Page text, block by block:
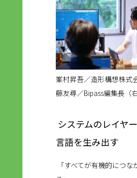
峯村昇吾／造形構想株式
藤友尋／Bipass編集長（右
システムのレイヤ
言語を生み出す
「すべてが有機的につな